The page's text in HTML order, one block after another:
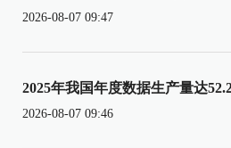
2026-08-07 09:47
2025年我国年度数据生产量达
2026-08-07 09:46